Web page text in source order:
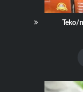
Teko/